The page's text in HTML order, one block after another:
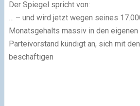
Der Spiegel spricht von:
… – und wird jetzt wegen seines
Monatsgehalts massiv in den
Parteivorstand kündigt an, sich mit
beschäftigen